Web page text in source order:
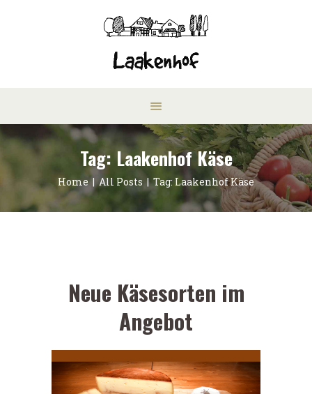
Tag: Laakenhof Käse
Home All Posts Tag: Laakenhof Käse
Neue Käsesorten im
Angebot